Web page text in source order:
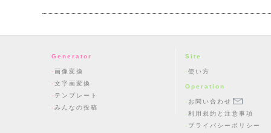
Generator
画像変換
文字画変換
テンプレート
みんなの投稿
Site
使い方
Operation
お問い合わせ
利用規約と注意事項
プライバシーポリシー